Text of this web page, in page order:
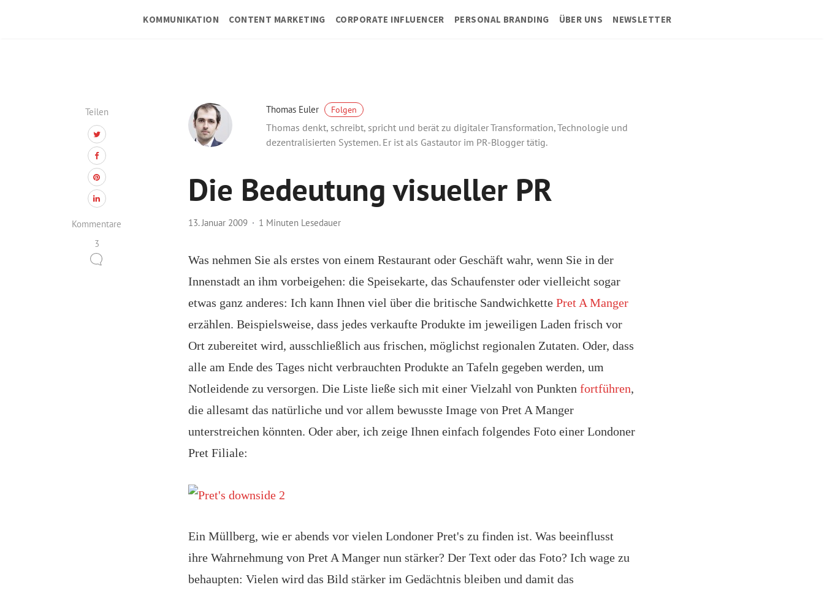
KOMMUNIKATION CONTENT MARKETING CORPORATE INFLUENCER PERSONAL BRANDING ÜBER UNS NEWSLETTER
Teilen
Kommentare
3
Thomas Euler Folgen
Thomas denkt, schreibt, spricht und berät zu digitaler Transformation, Technologie und
dezentralisierten Systemen. Er ist als Gastautor im PR-Blogger tätig.
Die Bedeutung visueller PR
13. Januar 2009 1 Minuten Lesedauer
Was nehmen Sie als erstes von einem Restaurant oder Geschäft wahr, wenn Sie in der
Innenstadt an ihm vorbeigehen: die Speisekarte, das Schaufenster oder vielleicht sogar
etwas ganz anderes: Ich kann Ihnen viel über die britische Sandwichkette Pret A Manger
erzählen. Beispielsweise, dass jedes verkaufte Produkte im jeweiligen Laden frisch vor
Ort zubereitet wird, ausschließlich aus frischen, möglichst regionalen Zutaten. Oder, dass
alle am Ende des Tages nicht verbrauchten Produkte an Tafeln gegeben werden, um
Notleidende zu versorgen. Die Liste ließe sich mit einer Vielzahl von Punkten fortführen,
die allesamt das natürliche und vor allem bewusste Image von Pret A Manger
unterstreichen könnten. Oder aber, ich zeige Ihnen einfach folgendes Foto einer Londoner
Pret Filiale:
Ein Müllberg, wie er abends vor vielen Londoner Pret's zu finden ist. Was beeinflusst
ihre Wahrnehmung von Pret A Manger nun stärker? Der Text oder das Foto? Ich wage zu
behaupten: Vielen wird das Bild stärker im Gedächtnis bleiben und damit das